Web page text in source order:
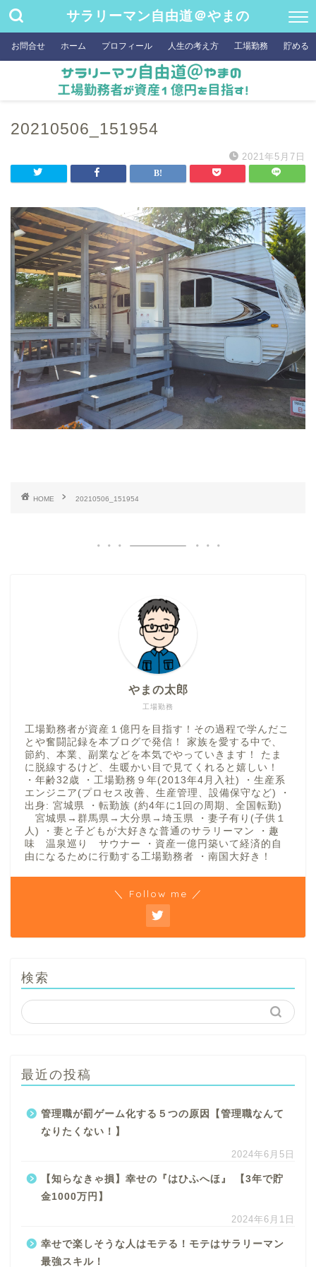
サラリーマン自由道＠やまの
お問合せ ホーム プロフィール 人生の考え方 工場勤務 貯める
20210506_151954
2021年5月7日
HOME 20210506_151954
工場勤務
やまの太郎
工場勤務者が資産１億円を目指す！その過程で学んだこ
とや奮闘記録を本ブログで発信！ 家族を愛する中で、
節約、本業、副業などを本気でやっていきます！ たま
に脱線するけど、生暖かい目で見てくれると嬉しい！
・年齢32歳 ・工場勤務９年(2013年4月入社) ・生産系
エンジニア(プロセス改善、生産管理、設備保守など) ・
出身: 宮城県 ・転勤族 (約4年に1回の周期、全国転勤)
宮城県→群馬県→大分県→埼玉県 ・妻子有り(子供１
人) ・妻と子どもが大好きな普通のサラリーマン ・趣
味 温泉巡り サウナー ・資産一億円築いて経済的自
由になるために行動する工場勤務者 ・南国大好き！
＼ Follow me ／
検索
最近の投稿
管理職が罰ゲーム化する５つの原因【管理職なんて
なりたくない！】
2024年6月5日
【知らなきゃ損】幸せの『はひふへほ』 【3年で貯
金1000万円】
2024年6月1日
幸せで楽しそうな人はモテる！モテはサラリーマン
最強スキル！